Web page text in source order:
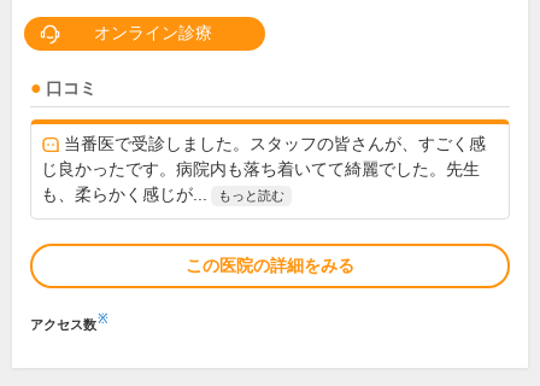
オンライン診療
口コミ
当番医で受診しました。スタッフの皆さんが、すごく感
じ良かったです。病院内も落ち着いてて綺麗でした。先生
も、柔らかく感じが...
もっと読む
この医院の詳細をみる
アクセス数※